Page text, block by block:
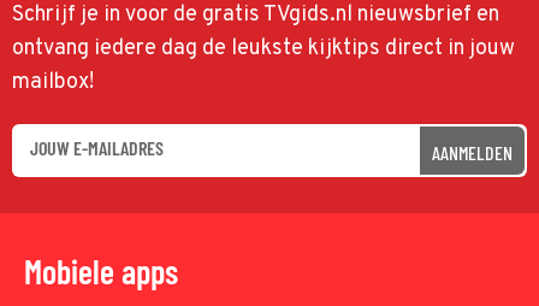
Schrijf je in voor de gratis TVgids.nl nieuwsbrief en
ontvang iedere dag de leukste kijktips direct in jouw
mailbox!
AANMELDEN
Mobiele apps